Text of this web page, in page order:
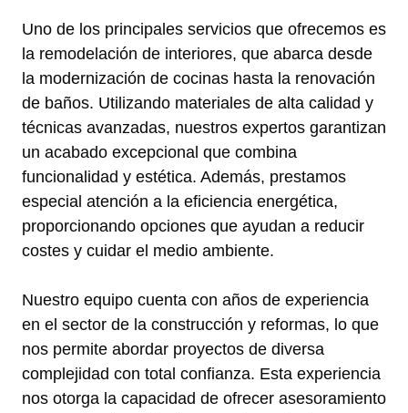
Uno de los principales servicios que ofrecemos es
la remodelación de interiores, que abarca desde
la modernización de cocinas hasta la renovación
de baños. Utilizando materiales de alta calidad y
técnicas avanzadas, nuestros expertos garantizan
un acabado excepcional que combina
funcionalidad y estética. Además, prestamos
especial atención a la eficiencia energética,
proporcionando opciones que ayudan a reducir
costes y cuidar el medio ambiente.
Nuestro equipo cuenta con años de experiencia
en el sector de la construcción y reformas, lo que
nos permite abordar proyectos de diversa
complejidad con total confianza. Esta experiencia
nos otorga la capacidad de ofrecer asesoramiento